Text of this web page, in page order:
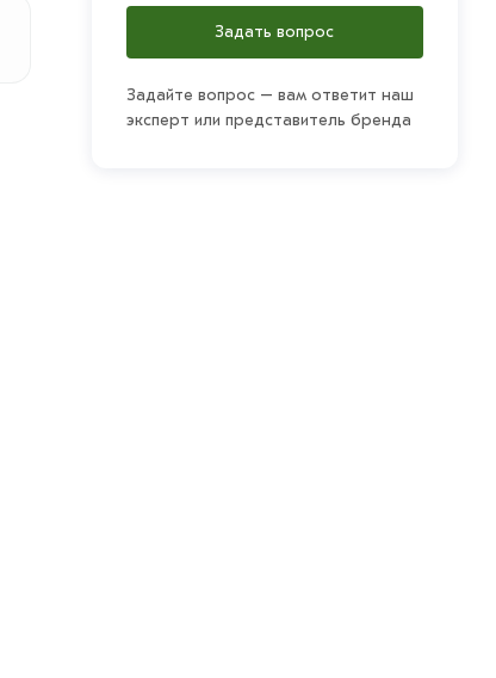
Задать вопрос
Задайте вопрос – вам ответит наш
эксперт или представитель бренда